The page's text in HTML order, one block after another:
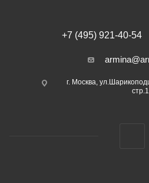
+7 (495) 921-40-54
г. Москва,
стр.1